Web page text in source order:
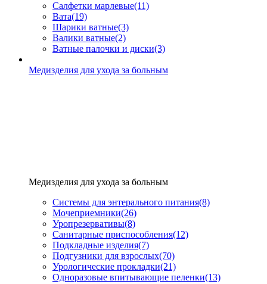
Салфетки марлевые(11)
Вата(19)
Шарики ватные(3)
Валики ватные(2)
Ватные палочки и диски(3)
Медизделия для ухода за больным
Медизделия для ухода за больным
Системы для энтерального питания(8)
Мочеприемники(26)
Уропрезервативы(8)
Санитарные приспособления(12)
Подкладные изделия(7)
Подгузники для взрослых(70)
Урологические прокладки(21)
Одноразовые впитывающие пеленки(13)